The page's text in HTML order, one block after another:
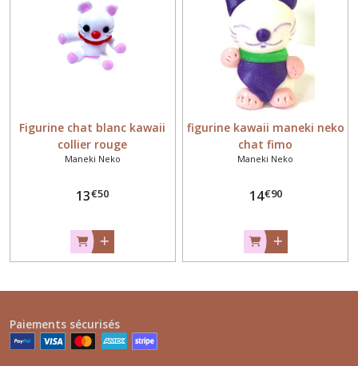
Figurine chat blanc kawaii
collier rouge
Maneki Neko
13€50
figurine kawaii maneki neko
chat fimo
Maneki Neko
14€90
Paiements sécurisés